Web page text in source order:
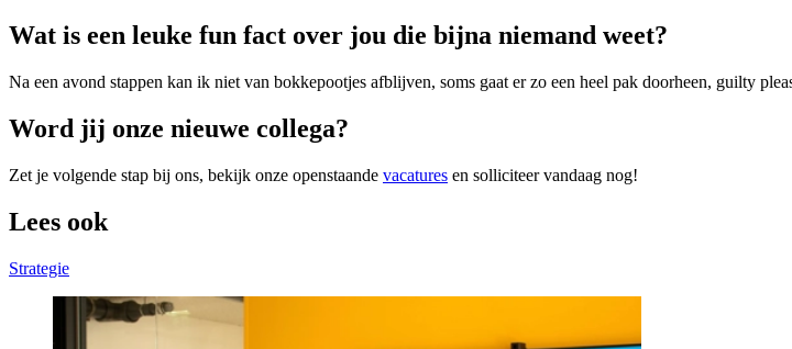
Wat is een leuke fun fact over jou die bijna niemand weet?
Na een avond stappen kan ik niet van bokkepootjes afblijven, soms gaat er zo een heel pak doorheen, guilty
Word jij onze nieuwe collega?
Zet je volgende stap bij ons, bekijk onze openstaande vacatures en solliciteer vandaag nog!
Lees ook
Strategie